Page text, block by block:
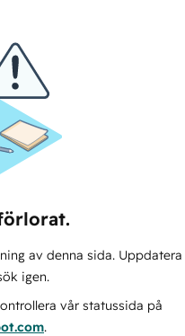
av denna sida. Uppdatera
igen.
vår statussida på
.